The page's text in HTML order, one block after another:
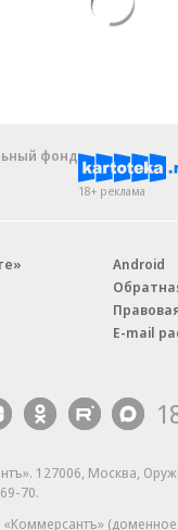
фонд
18+ реклама
Android
E-mail
127006, Москва,
70.
«Коммерсантъ» (доменное